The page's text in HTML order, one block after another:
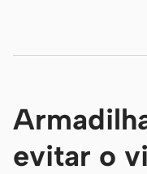
evitar o